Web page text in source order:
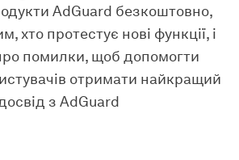
AdGuard безкоштовно,
хто протестує нові функції, і
помилки, щоб допомогти
отримати найкращий
з AdGuard